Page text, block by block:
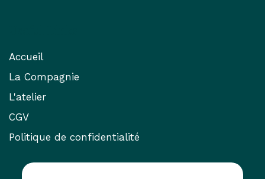
Accueil
La Compagnie
L'atelier
CGV
Politique de confidentialité